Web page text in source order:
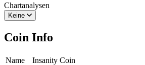
Chartanalysen
Keine
Coin Info
Name
Insanity Coin